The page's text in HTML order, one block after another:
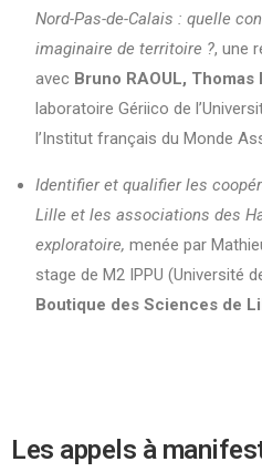
Nord-Pas-de-Calais : quelle
imaginaire de territoire ?, une
avec Bruno RAOUL, Thomas
laboratoire Gériico de
l’Institut français du Monde
Identifier et qualifier les
Lille et les associations des
exploratoire, menée par
stage de M2 IPPU (Université
Boutique des Sciences de
Les appels à